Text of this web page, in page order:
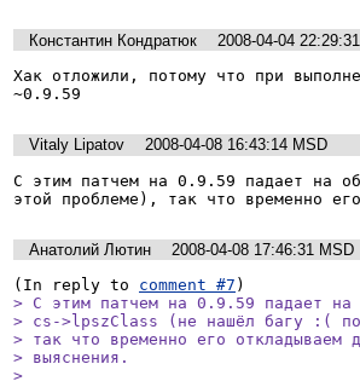
Константин Кондратюк
2008-04-04
Хак отложили, потому что при
~0.9.59
Vitaly Lipatov
2008-04-08 16:43:14 MSD
С этим патчем на 0.9.59 падает на
этой проблеме), так что временно
Анатолий Лютин
2008-04-08 17:46:31 MSD
(In reply to comment #7
> С этим патчем на 0.9.59 падает на
> cs->lpszClass (не нашёл багу :( по
> так что временно его откладываем
> выяснения.
>